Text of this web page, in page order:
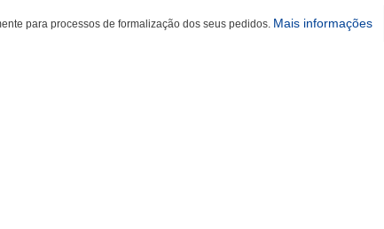
para processos de formalização dos seus pedidos. Mais informações